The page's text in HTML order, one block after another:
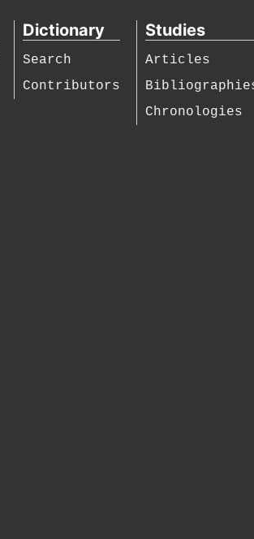
Dictionary
Search
Contributors
Studies
Articles
Chronologies